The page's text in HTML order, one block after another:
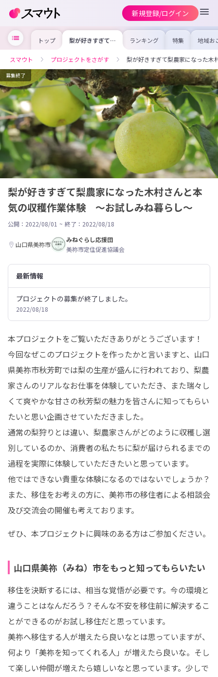
新規登録/ログイン
トップ 梨が好きすぎて梨
農家になった木村
作業体験 ～お試
しみね暮らし～
ランキング 特集 地域お
の求
を集め
事内容
を比較
合った
けよう
スマウト プロジェクトをさがす 梨が好きすぎて梨農家になった
募集終了
梨が好きすぎて梨農家になった木村さんと本
気の収穫作業体験 ～お試しみね暮らし～
公開：2022/08/01 ~ 終了：2022/08/18
山口県美祢市
みねぐらし応援団
美祢市定住促進協議会
最新情報
プロジェクトの募集が終了しました。
2022/08/18
本プロジェクトをご覧いただきありがとうございます！
今回なぜこのプロジェクトを作ったかと言いますと、山口
県美祢市秋芳町では梨の生産が盛んに行われており、梨農
家さんのリアルなお仕事を体験していただき、また瑞々し
くて爽やかな甘さの秋芳梨の魅力を皆さんに知ってもらい
たいと思い企画させていただきました。
通常の梨狩りとは違い、梨農家さんがどのように収穫し選
別しているのか、消費者の私たちに梨が届けられるまでの
過程を実際に体験していただきたいと思っています。
他ではできない貴重な体験になるのではないでしょうか？
また、移住をお考えの方に、美祢市の移住者による相談会
及び交流会の開催も考えております。
ぜひ、本プロジェクトに興味のある方はご参加ください。
山口県美祢（みね）市をもっと知ってもらいたい
移住を決断するには、相当な覚悟が必要です。今の環境と
違うことはなんだろう？そんな不安を移住前に解決するこ
とができるのがお試し移住だと思っています。
美祢へ移住する人が増えたら良いなとは思っていますが、
何より「美祢を知ってくれる人」が増えたら良いな。そし
て楽しい仲間が増えたら嬉しいなと思っています。少しで